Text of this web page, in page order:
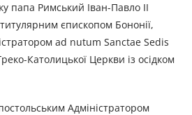
папа Римський Іван-Павло II
єпископом Бононії,
ad nutum Sanctae Sedis
Католицької Церкви із осідком
Адміністратором